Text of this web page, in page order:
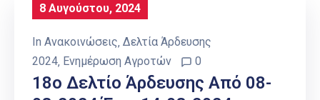
8 Αυγούστου, 2024
In Ανακοινώσεις‚ Δελτία Άρδευσης
2024‚ Ενημέρωση Αγροτών 0
18o Δελτίο Άρδευσης Από 08-